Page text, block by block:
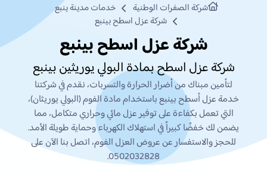
شركة الصفرات الوطنية
خدمات مدينة ينبع
شركة عزل اسطح بينبع
شركة عزل اسطح بينبع
شركة عزل اسطح بمادة البولي يوريثين بينبع
لتأمين مبناك من أضرار الحرارة والتسربات، نقدم في شركتنا
خدمة عزل أسطح بينبع باستخدام مادة الفوم (البولي يوريثان)،
التي تعمل بكفاءة على توفير عزل مائي وحراري متكامل، مما
يضمن لك خفضًا كبيراً في استهلاك الكهرباء وحماية طويلة الأمد.
للحجز والاستفسار عن عروض العزل الفوم، اتصل بنا الآن على
0502032828.